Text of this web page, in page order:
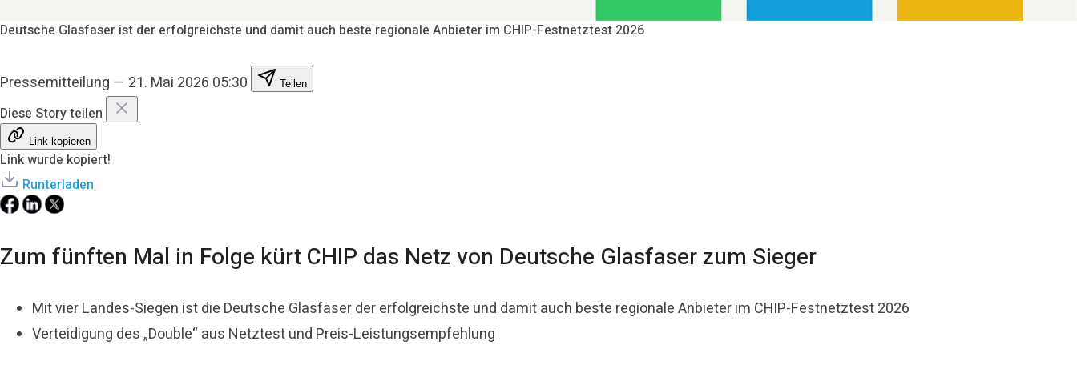
Deutsche Glasfaser ist der erfolgreichste und damit auch beste regionale Anbieter im CHIP-Festnetztest 2026
Pressemitteilung — 21. Mai 2026 05:30 Teilen
Diese Story teilen
Link kopieren
Link wurde kopiert!
Runterladen
Zum fünften Mal in Folge kürt CHIP das Netz von Deutsche Glasfaser zum Sieger
Mit vier Landes-Siegen ist die Deutsche Glasfaser der erfolgreichste und damit auch beste regionale Anbieter im CHIP-Festnetztest 2026
Verteidigung des „Double“ aus Netztest und Preis-Leistungsempfehlung